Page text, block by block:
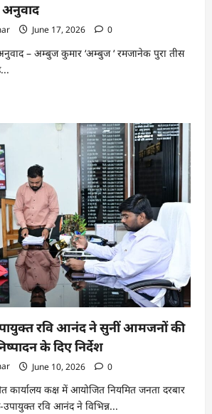
अनुवाद
June 17, 2026 0
– अम्बुज कुमार ‘अम्बुज ‘ रमजानेक पुरा तीस
रवि आनंद ने सुनीं आमजनों की
के दिए निर्देश
June 10, 2026 0
कार्यालय कक्ष में आयोजित नियमित जनता दरबार
उपायुक्त रवि आनंद ने विभिन्न...